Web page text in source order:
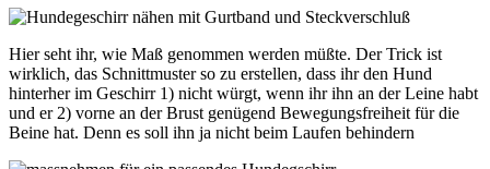
Hier seht ihr, wie Maß genommen werden müßte. Der Trick ist
wirklich, das Schnittmuster so zu erstellen, dass ihr den Hund
hinterher im Geschirr 1) nicht würgt, wenn ihr ihn an der Leine habt
und er 2) vorne an der Brust genügend Bewegungsfreiheit für die
Beine hat. Denn es soll ihn ja nicht beim Laufen behindern